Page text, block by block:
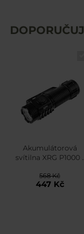
Akumulátorová
svítilna XRG P1000 -
447 Kč
568 Kč